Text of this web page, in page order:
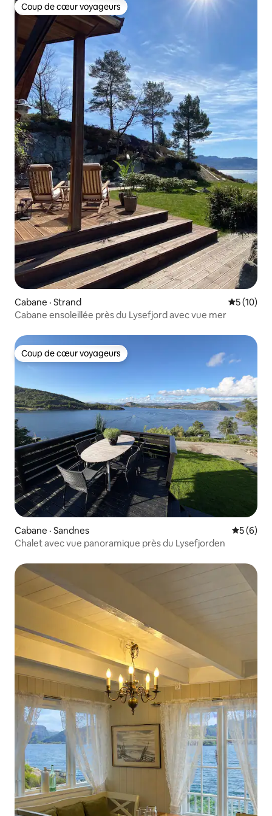
Coup de cœur voyageurs
Coup de cœur voyageurs
Cabane · Strand Note
5 (10)
Cabane ensoleillée près du Lysefjord avec vue mer
Coup de cœur voyageurs
Coup de cœur voyageurs
Cabane · Sandnes Note
5 (6)
Chalet avec vue panoramique près du Lysefjorden